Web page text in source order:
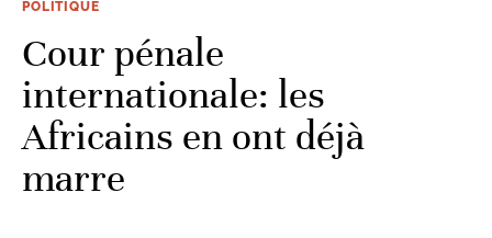
POLITIQUE
Cour pénale
internationale: les
Africains en ont déjà
marre